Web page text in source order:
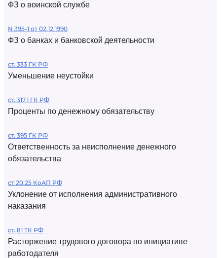
ФЗ о воинской службе
N 395-1 от 02.12.1990
ФЗ о банках и банковской деятельности
ст. 333 ГК РФ
Уменьшение неустойки
ст. 317.1 ГК РФ
Проценты по денежному обязательству
ст. 395 ГК РФ
Ответственность за неисполнение денежного
обязательства
ст 20.25 КоАП РФ
Уклонение от исполнения административного
наказания
ст. 81 ТК РФ
Расторжение трудового договора по инициативе
работодателя